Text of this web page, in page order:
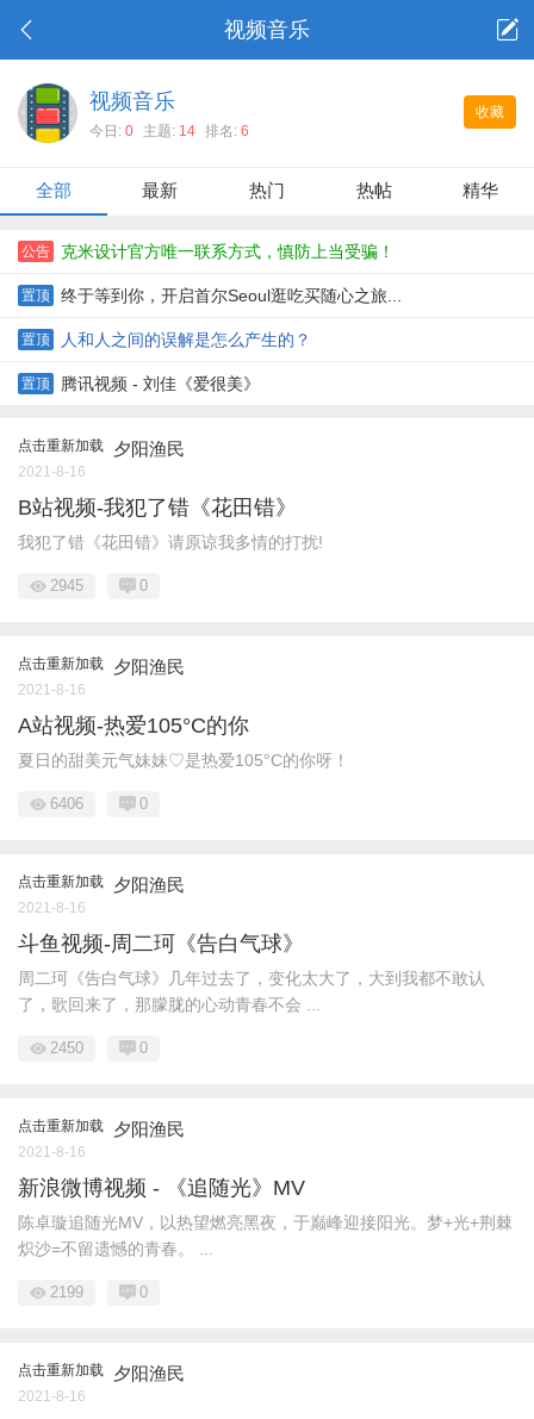
视频音乐
收藏
视频音乐
今日: 0 主题: 14 排名: 6
全部 最新 热门 热帖 精华
公告 克米设计官方唯一联系方式，慎防上当受骗！
置顶 终于等到你，开启首尔Seoul逛吃买随心之旅...
置顶 人和人之间的误解是怎么产生的？
置顶 腾讯视频 - 刘佳《爱很美》
点击重新加载 夕阳渔民
2021-8-16
B站视频-我犯了错《花田错》
我犯了错《花田错》请原谅我多情的打扰!
2945 0
点击重新加载 夕阳渔民
2021-8-16
A站视频-热爱105°C的你
夏日的甜美元气妹妹♡是热爱105°C的你呀！
6406 0
点击重新加载 夕阳渔民
2021-8-16
斗鱼视频-周二珂《告白气球》
周二珂《告白气球》几年过去了，变化太大了，大到我都不敢认
了，歌回来了，那朦胧的心动青春不会 ...
2450 0
点击重新加载 夕阳渔民
2021-8-16
新浪微博视频 - 《追随光》MV
陈卓璇追随光MV，以热望燃亮黑夜，于巅峰迎接阳光。梦+光+荆棘
炽沙=不留遗憾的青春。 ...
2199 0
点击重新加载 夕阳渔民
2021-8-16